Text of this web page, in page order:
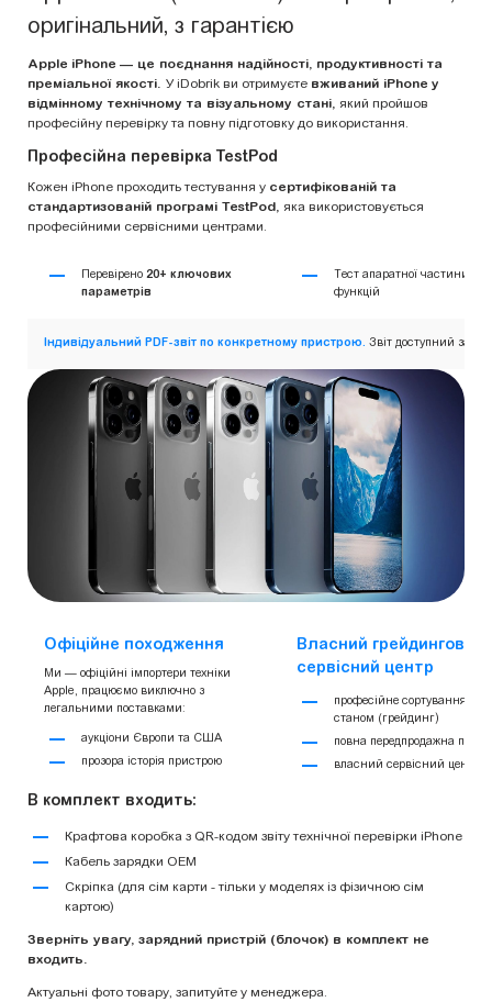
оригінальний, з гарантією
Apple iPhone — це поєднання надійності, продуктивності та
преміальної якості. У iDobrik ви отримуєте вживаний iPhone у
відмінному технічному та візуальному стані, який пройшов
професійну перевірку та повну підготовку до використання.
Професійна перевірка TestPod
Кожен iPhone проходить тестування у сертифікованій та
стандартизованій програмі TestPod, яка використовується
професійними сервісними центрами.
Перевірено 20+ ключових
параметрів
Тест апаратної частини та
функцій
Індивідуальний PDF-звіт по конкретному пристрою. Звіт доступний за
Офіційне походження
Ми — офіційні імпортери техніки
Apple, працюємо виключно з
легальними поставками:
аукціони Європи та США
прозора історія пристрою
Власний грейдинговий
сервісний центр
професійне сортування за
станом (грейдинг)
повна передпродажна
власний сервісний центр
В комплект входить:
Крафтова коробка з QR-кодом звіту технічної перевірки iPhone
Кабель зарядки OEM
Скріпка (для сім карти - тільки у моделях із фізичною сім
картою)
Зверніть увагу, зарядний пристрій (блочок) в комплект не
входить.
Актуальні фото товару, запитуйте у менеджера.